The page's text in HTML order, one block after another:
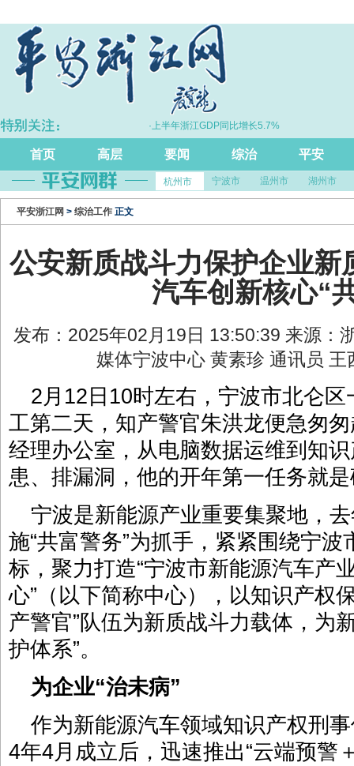
升 ·上半年浙江GDP同比增长5.7%
首页 高层 要闻 综治 平安
杭州市 宁波市 温州市 湖州市
平安浙江网 > 综治工作 正文
公安新质战斗力保护企业新
汽车创新核心“
发布：2025年02月19日 13:50:39 来源：
媒体宁波中心 黄素珍 通讯员
2月12日10时左右，宁波市北仑
工第二天，知产警官朱洪龙便急匆
经理办公室，从电脑数据运维到知
患、排漏洞，他的开年第一任务就是
宁波是新能源产业重要集聚地，
施“共富警务”为抓手，紧紧围绕宁
标，聚力打造“宁波市新能源汽车产
心”（以下简称中心），以知识产权
产警官”队伍为新质战斗力载体，为
护体系”。
为企业“治未病”
作为新能源汽车领域知识产权刑
4年4月成立后，迅速推出“云端预警